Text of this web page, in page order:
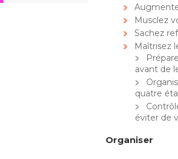
Musclez
Sachez
Maîtrisez
avant de
quatre
éviter de
Organiser